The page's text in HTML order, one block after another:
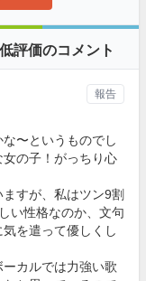
評価のコメント
〜というものでし
の子！がっちり心
すが、私はツン9割
い性格なのか、文句
を遣って優しくし
カルでは力強い歌
報告